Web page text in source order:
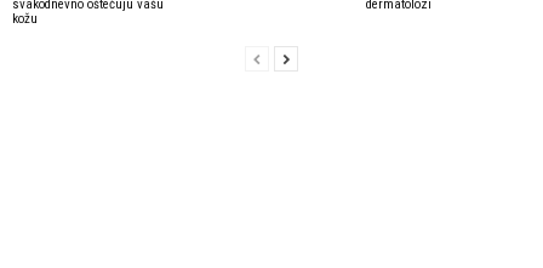
svakodnevno oštećuju vašu
kožu
dermatolozi